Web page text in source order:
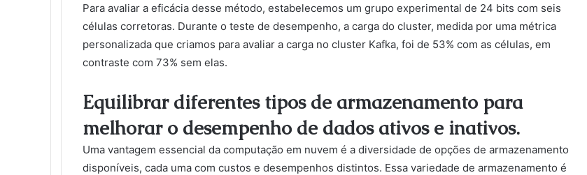
Para avaliar a eficácia desse método, estabelecemos um grupo experimental de 24 bits com seis
células corretoras. Durante o teste de desempenho, a carga do cluster, medida por uma métrica
personalizada que criamos para avaliar a carga no cluster Kafka, foi de 53% com as células, em
contraste com 73% sem elas.
Equilibrar diferentes tipos de armazenamento para
melhorar o desempenho de dados ativos e inativos.
Uma vantagem essencial da computação em nuvem é a diversidade de opções de armazenamento
disponíveis, cada uma com custos e desempenhos distintos. Essa variedade de armazenamento é